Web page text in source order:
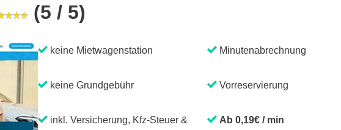
(5 / 5)
keine Mietwagenstation
keine Grundgebühr
inkl. Versicherung, Kfz-Steuer &
Minutenabrechnung
Vorreservierung
Ab 0,19€ / min